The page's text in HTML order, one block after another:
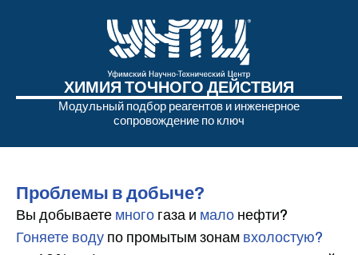
ХИМИЯ ТОЧНОГО ДЕЙСТВИЯ
Модульный подбор реагентов и инженерное
сопровождение по ключ
Проблемы в добыче?
Вы добываете много газа и мало нефти?
Гоняете воду по промытым зонам вхолостую?